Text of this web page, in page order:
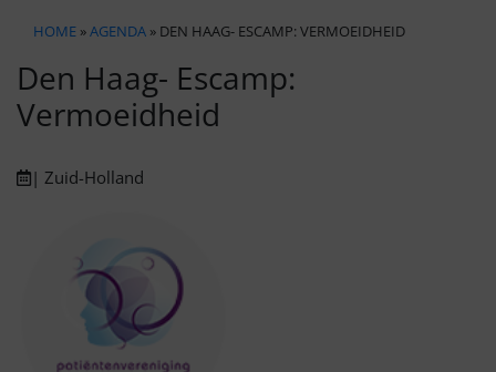
HOME »AGENDA » DEN HAAG- ESCAMP: VERMOEIDHEID
Den Haag- Escamp:
Vermoeidheid
| Zuid-Holland